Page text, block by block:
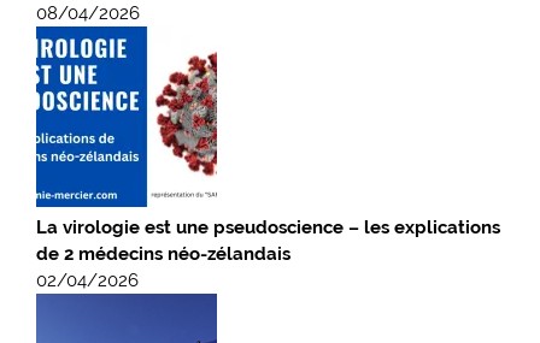
08/04/2026
La virologie est une pseudoscience – les explications
de 2 médecins néo-zélandais
02/04/2026